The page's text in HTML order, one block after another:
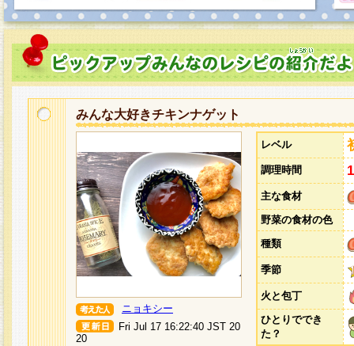
みんな大好きチキンナゲット
ニョキシー
Fri Jul 17 16:22:40 JST 20
20
レベル
調理時間
主な食材
野菜の食材の色
種類
季節
火と包丁
ひとりででき
た？